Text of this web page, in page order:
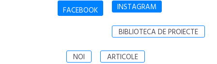
FACEBOOK INSTAGRAM
BIBLIOTECA DE PROIECTE
NOI ARTICOLE